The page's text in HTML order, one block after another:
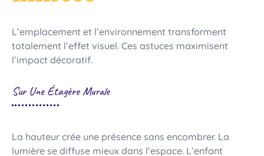
L’emplacement et l’environnement transforment
totalement l’effet visuel. Ces astuces maximisent
l’impact décoratif.
Sur Une Étagère Murale
La hauteur crée une présence sans encombrer. La
lumière se diffuse mieux dans l’espace. L’enfant